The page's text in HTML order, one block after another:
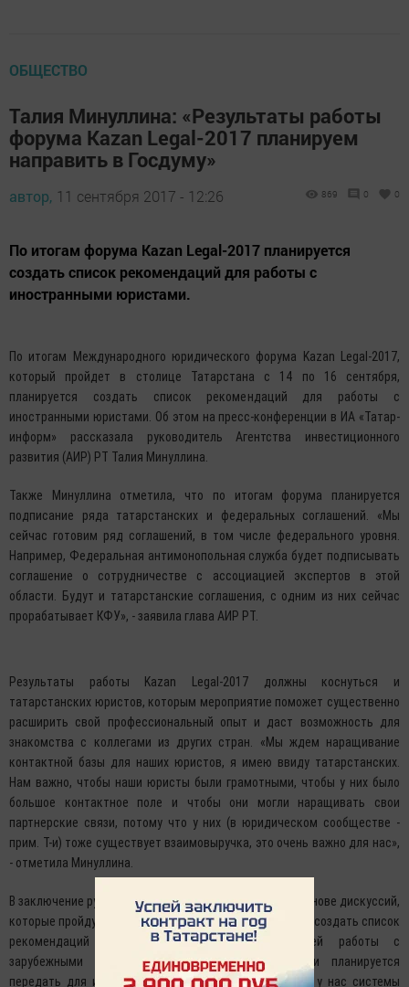
ОБЩЕСТВО
Талия Минуллина: «Результаты работы
форума Kazan Legal-2017 планируем
направить в Госдуму»
автор, 11 сентября 2017 - 12:26 869 0 0
По итогам форума Kazan Legal-2017 планируется
создать список рекомендаций для работы с
иностранными юристами.
По итогам Международного юридического форума Kazan Legal-2017,
который пройдет в столице Татарстана с 14 по 16 сентября,
планируется создать список рекомендаций для работы с
иностранными юристами. Об этом на пресс-конференции в ИА «Татар-
информ» рассказала руководитель Агентства инвестиционного
развития (АИР) РТ Талия Минуллина.
Также Минуллина отметила, что по итогам форума планируется
подписание ряда татарстанских и федеральных соглашений. «Мы
сейчас готовим ряд соглашений, в том числе федерального уровня.
Например, Федеральная антимонопольная служба будет подписывать
соглашение о сотрудничестве с ассоциацией экспертов в этой
области. Будут и татарстанские соглашения, с одним из них сейчас
прорабатывает КФУ», - заявила глава АИР РТ.
Результаты работы Kazan Legal-2017 должны коснуться и
татарстанских юристов, которым мероприятие поможет существенно
расширить свой профессиональный опыт и даст возможность для
знакомства с коллегами из других стран. «Мы ждем наращивание
контактной базы для наших юристов, я имею ввиду татарстанских.
Нам важно, чтобы наши юристы были грамотными, чтобы у них было
большое контактное поле и чтобы они могли наращивать свои
партнерские связи, потому что у них (в юридическом сообществе -
прим. Т-и) тоже существует взаимовыручка, это очень важно для нас»,
- отметила Минуллина.
В заключение руководитель АИР РТ рассказала, что основе дискуссий,
которые пройдут на полях форума, организаторы хотят создать список
рекомендаций для более эффективной будущей работы с
зарубежными юристами, затем эти рекомендации планируется
передать для изучения в Госдуму. «Третий момент - у нас системы